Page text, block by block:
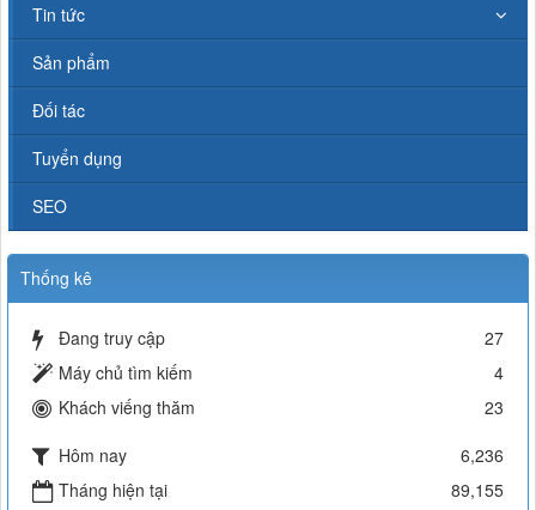
Tin tức
Sản phẩm
Đối tác
Tuyển dụng
SEO
Thống kê
Đang truy cập
27
Máy chủ tìm kiếm
4
Khách viếng thăm
23
Hôm nay
6,236
Tháng hiện tại
89,155